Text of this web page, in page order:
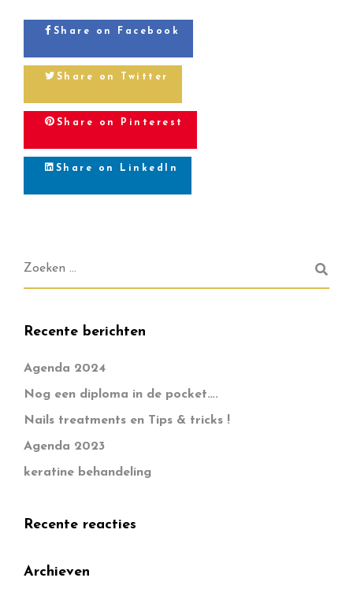
Share on Facebook
Share on Twitter
Share on Pinterest
Share on LinkedIn
Recente berichten
Agenda 2024
Nog een diploma in de pocket….
Nails treatments en Tips & tricks !
Agenda 2023
keratine behandeling
Recente reacties
Archieven